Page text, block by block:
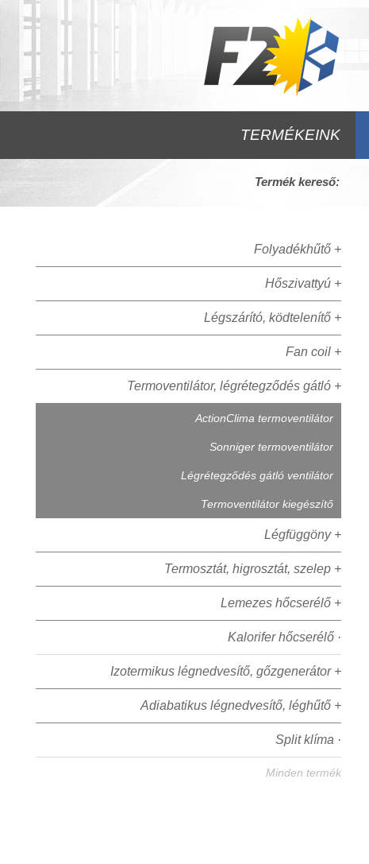
TERMÉKEINK
Termék kereső:
Folyadékhűtő +
Hőszivattyú +
Légszárító, ködtelenítő +
Fan coil +
Termoventilátor, légrétegződés gátló +
ActionClima termoventilátor
Sonniger termoventilátor
Légrétegződés gátló ventilátor
Termoventilátor kiegészítő
Légfüggöny +
Termosztát, higrosztát, szelep +
Lemezes hőcserélő +
Kalorifer hőcserélő ·
Izotermikus légnedvesítő, gőzgenerátor +
Adiabatikus légnedvesítő, léghűtő +
Split klíma ·
Minden termék